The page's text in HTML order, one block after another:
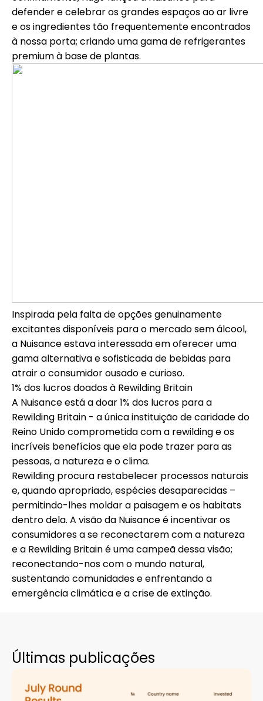
Obter Financiamento
defender e celebrar os grandes espaços ao ar livre
e os ingredientes tão frequentemente encontrados
à nossa porta; criando uma gama de refrigerantes
premium à base de plantas.
Inspirada pela falta de opções genuinamente
excitantes disponíveis para o mercado sem álcool,
a Nuisance estava interessada em oferecer uma
gama alternativa e sofisticada de bebidas para
atrair o consumidor ousado e curioso.
1% dos lucros doados à Rewilding Britain
A Nuisance está a doar 1% dos lucros para a
Rewilding Britain - a única instituição de caridade do
Reino Unido comprometida com a rewilding e os
incríveis benefícios que ela pode trazer para as
pessoas, a natureza e o clima.
Rewilding procura restabelecer processos naturais
e, quando apropriado, espécies desaparecidas –
permitindo-lhes moldar a paisagem e os habitats
dentro dela. A visão da Nuisance é incentivar os
consumidores a se reconectarem com a natureza
e a Rewilding Britain é uma campeã dessa visão;
reconectando-nos com o mundo natural,
sustentando comunidades e enfrentando a
emergência climática e a crise de extinção.
Últimas publicações